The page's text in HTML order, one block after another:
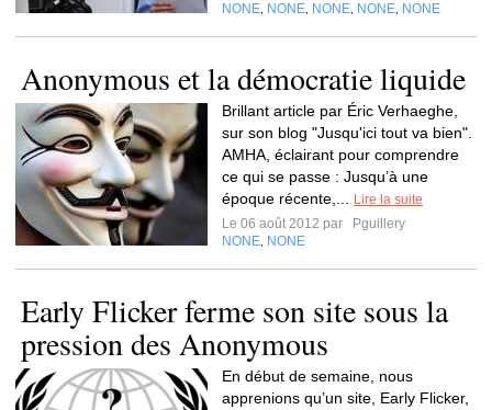
NONE NONE NONE NONE NONE
Anonymous et la démocratie liquide
Brillant article par Éric Verhaeghe,
sur son blog "Jusqu'ici tout va bien".
AMHA, éclairant pour comprendre
ce qui se passe : Jusqu’à une
époque récente,...
Lire la suite
Le 06 août 2012 par
Pguillery
NONE NONE
Early Flicker ferme son site sous la
pression des Anonymous
En début de semaine, nous
apprenions qu’un site, Early Flicker,